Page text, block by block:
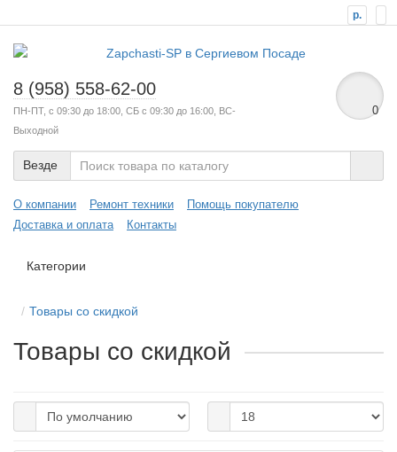
р.
8 (958) 558-62-00
ПН-ПТ, с 09:30 до 18:00, СБ с 09:30 до 16:00, ВС-
Выходной
0
Везде
О компании Ремонт техники
Помощь покупателю
Доставка и оплата
Контакты
Категории
Товары со скидкой
Товары со скидкой